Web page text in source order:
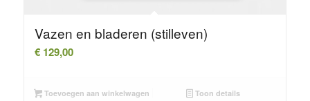
Vazen en bladeren (stilleven)
€129,00
Toevoegen aan winkelwagen Toon details